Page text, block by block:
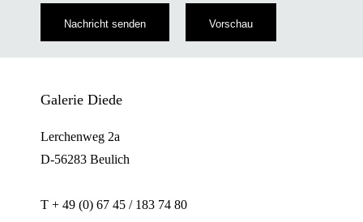
Galerie Diede
Lerchenweg 2a
D-56283 Beulich
T + 49 (0) 67 45 / 183 74 80